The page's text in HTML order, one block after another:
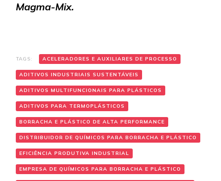
Magma-Mix.
TAGS: ACELERADORES E AUXILIARES DE PROCESSO
ADITIVOS INDUSTRIAIS SUSTENTÁVEIS
ADITIVOS MULTIFUNCIONAIS PARA PLÁSTICOS
ADITIVOS PARA TERMOPLÁSTICOS
BORRACHA E PLÁSTICO DE ALTA PERFORMANCE
DISTRIBUIDOR DE QUÍMICOS PARA BORRACHA E PLÁSTICO
EFICIÊNCIA PRODUTIVA INDUSTRIAL
EMPRESA DE QUÍMICOS PARA BORRACHA E PLÁSTICO